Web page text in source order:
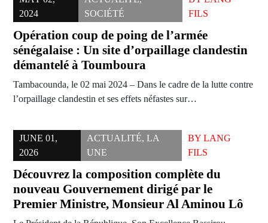
2024
SOCIÉTÉ
FILS
Opération coup de poing de l’armée
sénégalaise : Un site d’orpaillage clandestin
démantelé à Toumboura
Tambacounda, le 02 mai 2024 – Dans le cadre de la lutte contre
l’orpaillage clandestin et ses effets néfastes sur…
JUNE 01,
2026
ACTUALITÉ,LA
UNE
BYLANG
FILS
Découvrez la composition complète du
nouveau Gouvernement dirigé par le
Premier Ministre, Monsieur Al Aminou Lô